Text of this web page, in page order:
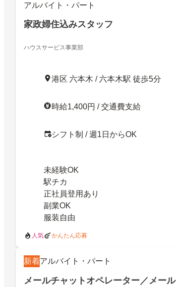
アルバイト・パート
家政婦住込みスタッフ
ハウスサービス事業部
港区 六本木 / 六本木駅 徒歩5分
時給1,400円 / 交通費支給
シフト制 / 週1日からOK
未経験OK
駅チカ
正社員登用あり
副業OK
服装自由
人気 かんたん応募
新着アルバイト・パート
メールチャットオペレーター／メー